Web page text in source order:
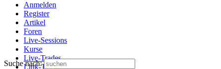
Anmelden
Register
Artikel
Foren
Live-Sessions
Kurse
Live-Trades
Link-Tipps
Suche nach: